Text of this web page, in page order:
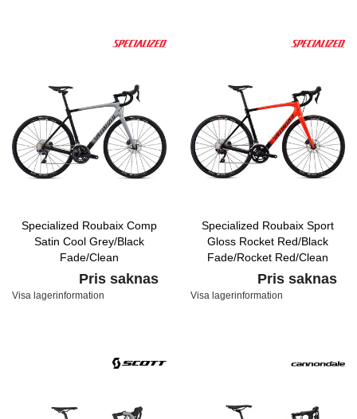
Specialized Roubaix Comp
Satin Cool Grey/Black
Fade/Clean
Pris saknas
Visa lagerinformation
Specialized Roubaix Sport
Gloss Rocket Red/Black
Fade/Rocket Red/Clean
Pris saknas
Visa lagerinformation